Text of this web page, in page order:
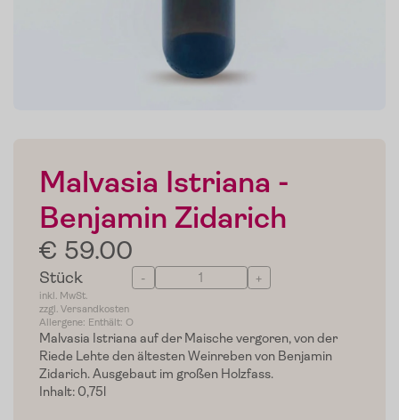
Malvasia Istriana -
Benjamin Zidarich
€ 59.00
Stück - +
inkl. MwSt.
zzgl. Versandkosten
Allergene: Enthält: O
Malvasia Istriana auf der Maische vergoren, von der
Riede Lehte den ältesten Weinreben von Benjamin
Zidarich. Ausgebaut im großen Holzfass.
Inhalt: 0,75l